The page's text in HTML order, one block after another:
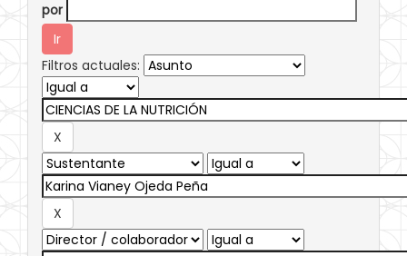
por
Filtros actuales: